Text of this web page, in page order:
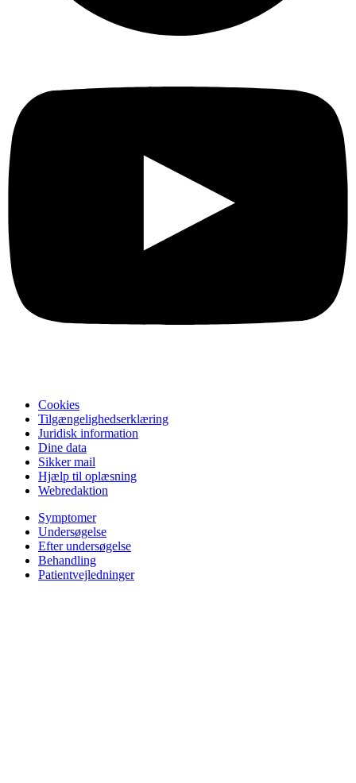
Cookies
Tilgængelighedserklæring
Juridisk information
Dine data
Sikker mail
Hjælp til oplæsning
Webredaktion
Symptomer
Undersøgelse
Efter undersøgelse
Behandling
Patientvejledninger